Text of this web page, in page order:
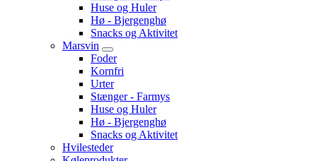
Huse og Huler
Hø - Bjergenghø
Snacks og Aktivitet
Marsvin
Foder
Kornfri
Urter
Stænger - Farmys
Huse og Huler
Hø - Bjergenghø
Snacks og Aktivitet
Hvilesteder